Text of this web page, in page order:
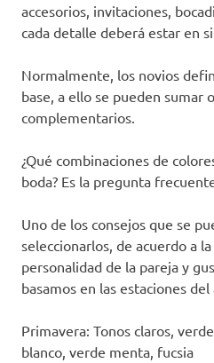
accesorios, invitaciones,
cada detalle deberá estar en
Normalmente, los novios
base, a ello se pueden sumar
complementarios.
¿Qué combinaciones de
boda? Es la pregunta
Uno de los consejos que se
seleccionarlos, de acuerdo a
personalidad de la pareja y
basamos en las estaciones
Primavera: Tonos claros,
blanco, verde menta, fucsia